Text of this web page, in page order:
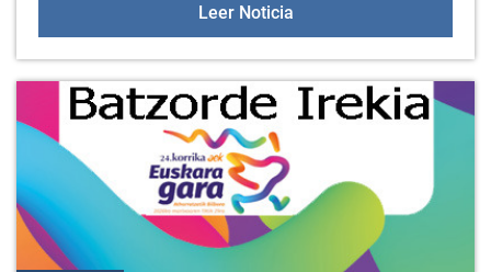
Leer NoticiaGazteleku el 17 de enero